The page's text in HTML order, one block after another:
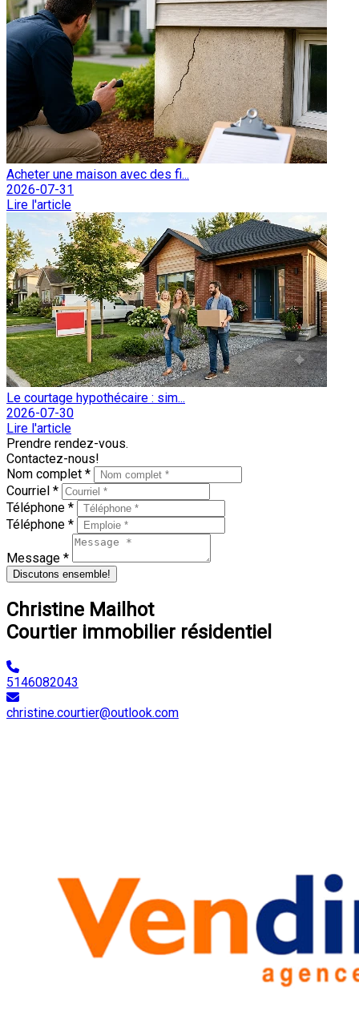
Acheter une maison avec des fi...
2026-07-31
Lire l'article
Le courtage hypothécaire : sim...
2026-07-30
Lire l'article
Prendre rendez-vous.
Contactez-nous!
Nom complet *
Courriel *
Téléphone *
Téléphone *
Message *
Discutons ensemble!
Christine Mailhot
Courtier immobilier résidentiel
5146082043
christine.courtier@outlook.com